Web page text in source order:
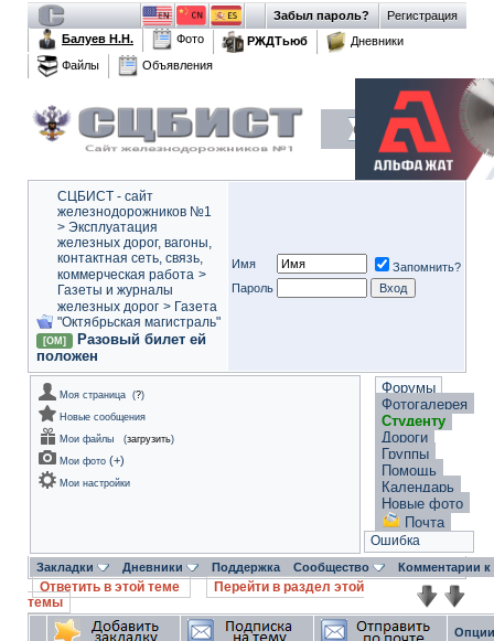
Регистрация
Забыл пароль?
Балуев Н.Н.
Фото РЖДТьюб
Дневники
Файлы
Объявления
СЦБИСТ - сайт
железнодорожников №1
> Эксплуатация
железных дорог, вагоны,
контактная сеть, связь,
коммерческая работа >
Газеты и журналы
железных дорог > Газета
"Октябрьская магистраль"
[ОМ]
Разовый билет ей
положен
Имя
Запомнить?
Пароль
Моя страница (?)
Новые сообщения
Мои файлы
(загрузить)
Мои фото (+)
Мои настройки
Форумы
Фотогалерея
Студенту
Дороги
Группы
Помощь
Календарь
Новые фото
Почта
Ошибка
Закладки Дневники Поддержка Сообщество Комментарии
Ответить в этой теме
Перейти в раздел этой
темы